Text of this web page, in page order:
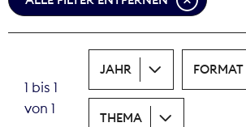
Print
Recht
Tarifpolitik
1 bis 1
von 1
JAHR FORMAT
THEMA